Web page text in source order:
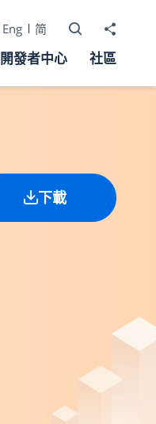
Eng 简 打開搜尋器
分享至
開發者中心 社區
下載